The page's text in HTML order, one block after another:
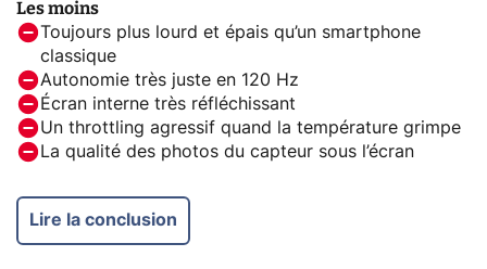
Les moins
Toujours plus lourd et épais qu’un smartphone
classique
Autonomie très juste en 120 Hz
Écran interne très réfléchissant
Un throttling agressif quand la température grimpe
La qualité des photos du capteur sous l’écran
Lire la conclusion